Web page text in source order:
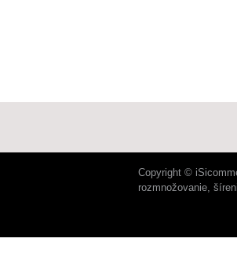
Copyright ©
rozmnožovanie,